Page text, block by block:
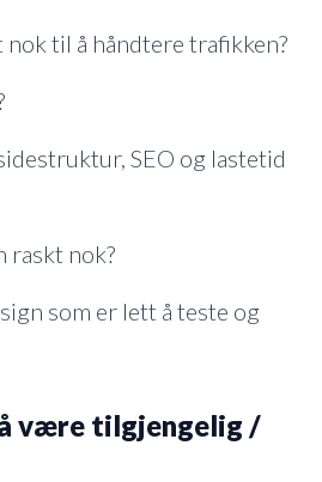
til å håndtere trafikken?
SEO og lastetid
raskt nok?
som er lett å teste og
være tilgjengelig /